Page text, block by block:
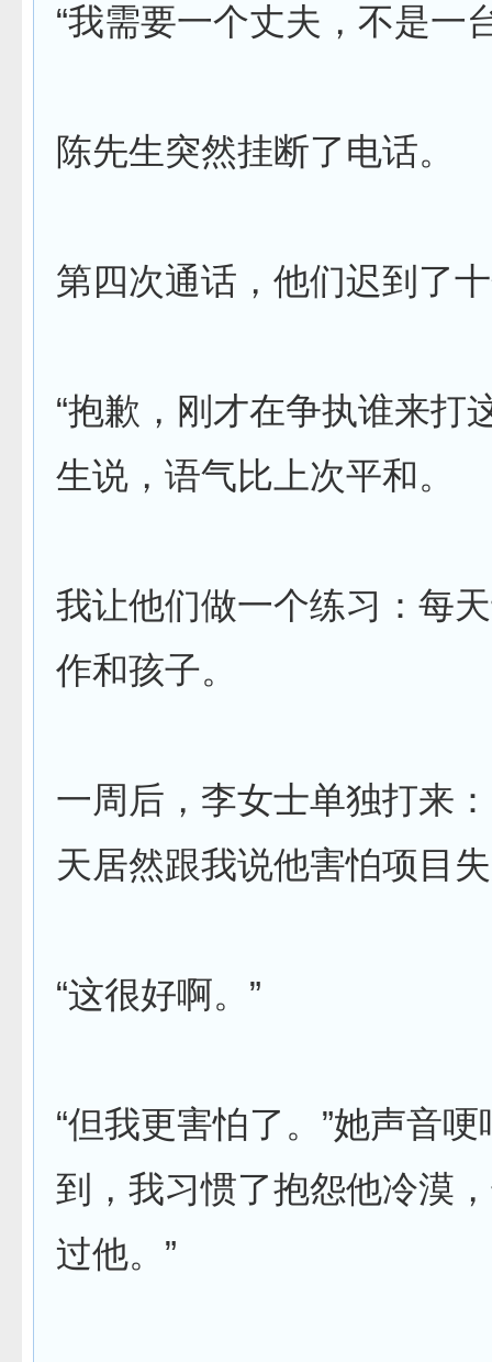
“我需要一个丈夫，不是一
陈先生突然挂断了电话。
第四次通话，他们迟到了
“抱歉，刚才在争执谁来打
生说，语气比上次平和。
我让他们做一个练习：每
作和孩子。
一周后，李女士单独打来
天居然跟我说他害怕项目
“这很好啊。”
“但我更害怕了。”她声音
到，我习惯了抱怨他冷漠
过他。”